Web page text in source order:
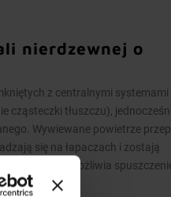
nierdzewnej o
z centralnymi systemami
cząsteczki tłuszczu),
Wywiewane powietrze
się na łapaczach i zostają
ociekowej umożliwia